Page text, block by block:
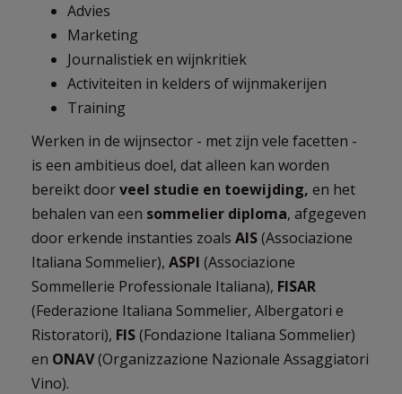
Advies
Marketing
Journalistiek en wijnkritiek
Activiteiten in kelders of wijnmakerijen
Training
Werken in de wijnsector - met zijn vele facetten -
is een ambitieus doel, dat alleen kan worden
bereikt doorveel studie en toewijding, en het
behalen van een sommelier diploma, afgegeven
door erkende instanties zoals AIS(Associazione
Italiana Sommelier), ASPI (Associazione
Sommellerie Professionale Italiana), FISAR
(Federazione Italiana Sommelier, Albergatori e
Ristoratori), FIS(Fondazione Italiana Sommelier)
en ONAV(Organizzazione Nazionale Assaggiatori
Vino).